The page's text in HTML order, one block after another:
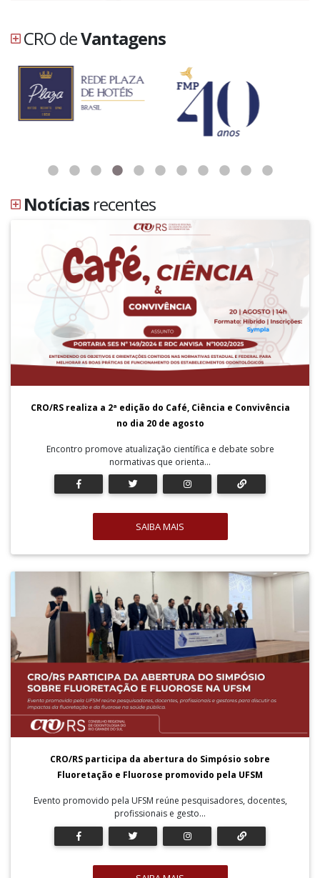
CRO deVantagens
Notícias recentes
CRO/RS realiza a 2ª edição do Café, Ciência e Convivência
no dia 20 de agosto
Encontro promove atualização científica e debate sobre
normativas que orienta...
SAIBA MAIS
CRO/RS participa da abertura do Simpósio sobre
Fluoretação e Fluorose promovido pela UFSM
Evento promovido pela UFSM reúne pesquisadores, docentes,
profissionais e gesto...